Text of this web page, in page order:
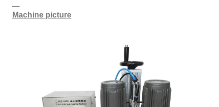
Machine picture